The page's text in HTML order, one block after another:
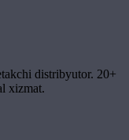
distribyutor. 20+
xizmat.